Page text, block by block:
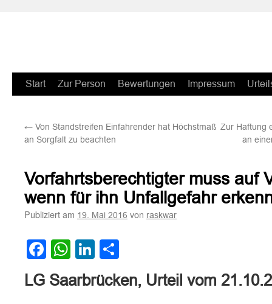
Zum
springen
Start Zur Person Bewertungen Impressum
← Von Standstreifen Einfahrender hat Höchstmaß
an Sorgfalt zu beachten
Zur Haftung
an
Vorfahrtsberechtigter muss auf
wenn für ihn Unfallgefahr
Publiziert am 19. Mai 2016 von raskwar
Facebook
WhatsApp
LinkedIn
LG Saarbrücken, Urteil vom